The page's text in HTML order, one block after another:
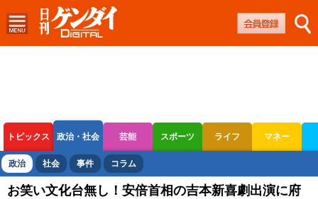
トピックス 政治・社会 芸能 スポーツ ライフ マネー
ボートレース 競輪 オートレース
政治 社会 事件 コラム
お笑い文化台無し！安倍首相の吉本新喜劇出演に府